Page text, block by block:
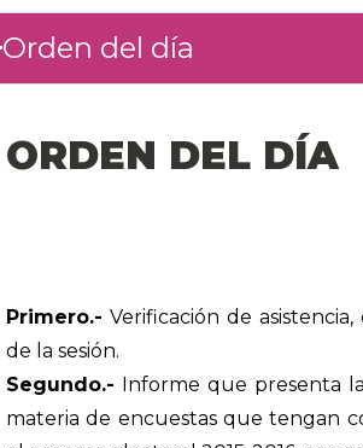
Orden del día
ORDEN DEL DÍA
Primero.- Verificación de
de la sesión.
Segundo.- Informe que presenta
materia de encuestas que tengan